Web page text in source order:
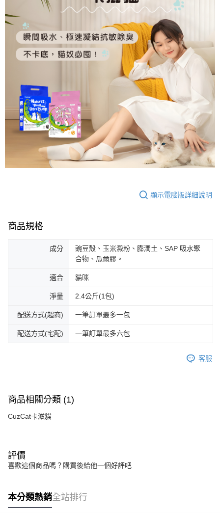
顯示電腦版詳細說明
商品規格
成分
豌豆殼、玉米澱粉、膨潤土、SAP 吸水聚
合物、瓜爾膠。
適合 貓咪
淨量 2.4公斤(1包)
配送方式(超商) 一筆訂單最多一包
配送方式(宅配) 一筆訂單最多六包
客服
商品相關分類 (1)
CuzCat卡滋貓
評價
喜歡這個商品嗎？購買後給他一個好評吧
本分類熱銷全站排行